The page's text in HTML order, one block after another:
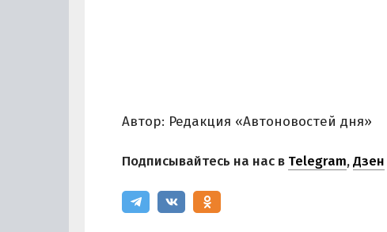
Автор: Редакция «Автоновостей дня»
Подписывайтесь на нас в Telegram,Дзен